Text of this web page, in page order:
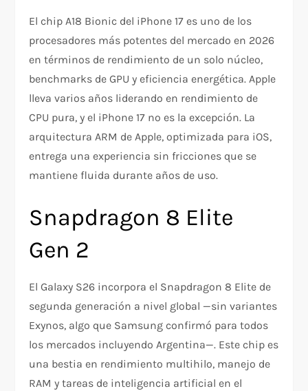
El chip A18 Bionic del iPhone 17 es uno de los
procesadores más potentes del mercado en 2026
en términos de rendimiento de un solo núcleo,
benchmarks de GPU y eficiencia energética. Apple
lleva varios años liderando en rendimiento de
CPU pura, y el iPhone 17 no es la excepción. La
arquitectura ARM de Apple, optimizada para iOS,
entrega una experiencia sin fricciones que se
mantiene fluida durante años de uso.
Snapdragon 8 Elite
Gen 2
El Galaxy S26 incorpora el Snapdragon 8 Elite de
segunda generación a nivel global —sin variantes
Exynos, algo que Samsung confirmó para todos
los mercados incluyendo Argentina—. Este chip es
una bestia en rendimiento multihilo, manejo de
RAM y tareas de inteligencia artificial en el